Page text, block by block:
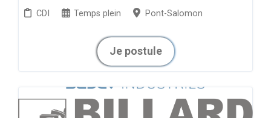
CDI Temps plein Pont-Salomon
Je postule